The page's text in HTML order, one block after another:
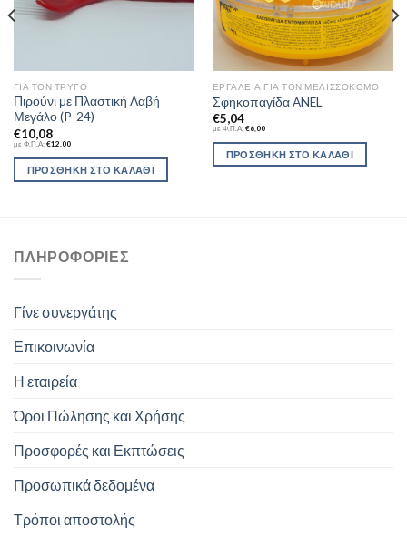
ΓΙΑ ΤΟΝ ΤΡΎΓΟ
Πιρούνι με Πλαστική Λαβή
Μεγάλο (P-24)
€10,08
με Φ.Π.Α: €12,00
ΠΡΟΣΘΉΚΗ ΣΤΟ ΚΑΛΆΘΙ
ΕΡΓΑΛΕΊΑ ΓΙΑ ΤΟΝ ΜΕΛΙΣΣΟΚΌΜΟ
Σφηκοπαγίδα ANEL
€5,04
με Φ.Π.Α: €6,00
ΠΡΟΣΘΉΚΗ ΣΤΟ ΚΑΛΆΘΙ
ΠΛΗΡΟΦΟΡΊΕΣ
Γίνε συνεργάτης
Επικοινωνία
Η εταιρεία
Όροι Πώλησης και Χρήσης
Προσφορές και Εκπτώσεις
Προσωπικά δεδομένα
Τρόποι αποστολής